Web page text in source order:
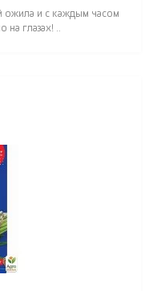
ожила и с каждым часом
на глазах! ..